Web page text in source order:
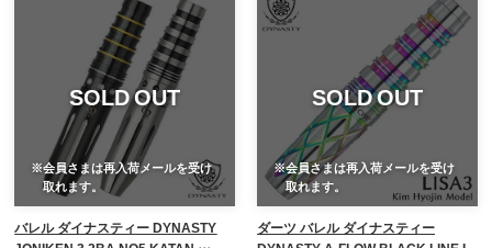
SOLD OUT
※会員さまは再入荷メールを受け
取れます。
バレル ダイナスティー DYNASTY
SOLD OUT
※会員さまは再入荷メールを受け
取れます。
ダーツ バレル ダイナスティー